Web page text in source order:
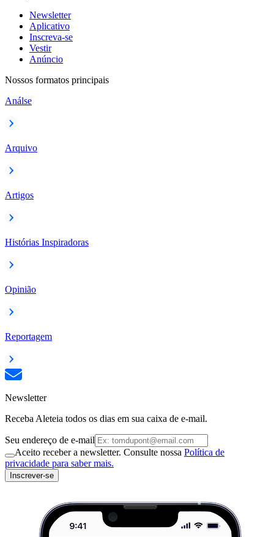
Newsletter
Aplicativo
Inscreva-se
Vestir
Anúncio
Nossos formatos principais
Análse
Arquivo
Artigos
Histórias Inspiradoras
Opinião
Reportagem
Newsletter
Receba Aleteia todos os dias em sua caixa de e-mail.
Seu endereço de e-mail
Aceito receber a newsletter. Consulte nossa Política de
privacidade para saber mais.
Inscrever-se